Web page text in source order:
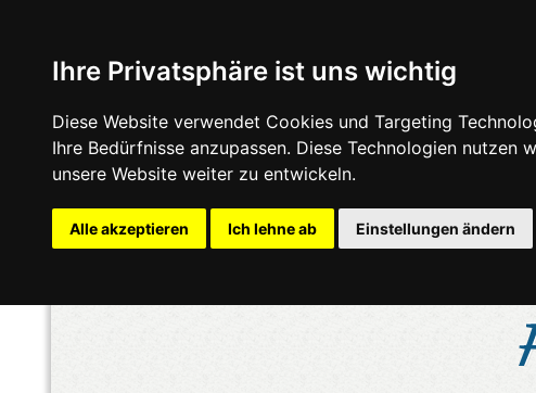
Ihre Privatsphäre ist uns wichtig
Diese Website verwendet Cookies und Targeting
Ihre Bedürfnisse anzupassen. Diese Technologien nutzen
unsere Website weiter zu entwickeln.
Alle akzeptieren Ich lehne ab Einstellungen ändern